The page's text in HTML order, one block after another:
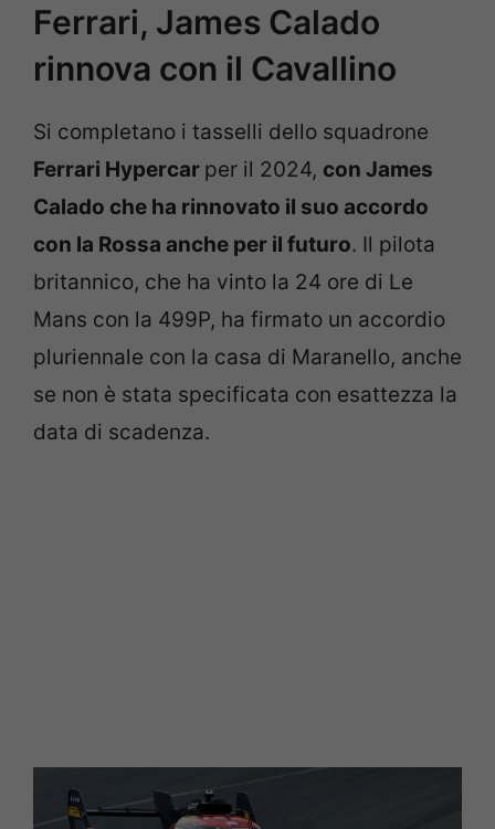
Ferrari, James Calado
rinnova con il Cavallino
Si completano i tasselli dello squadrone
Ferrari Hypercar per il 2024, con James
Calado che ha rinnovato il suo accordo
con la Rossa anche per il futuro. Il pilota
britannico, che ha vinto la 24 ore di Le
Mans con la 499P, ha firmato un accordio
pluriennale con la casa di Maranello, anche
se non è stata specificata con esattezza la
data di scadenza.